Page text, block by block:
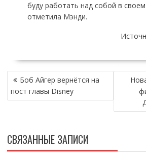
буду работать над собой в
отметила Мэнди.
НАВИГАЦИЯ
ПО
ЗАПИСЯМ
Боб Айгер вернётся на
пост главы Disney
СВЯЗАННЫЕ ЗАПИСИ